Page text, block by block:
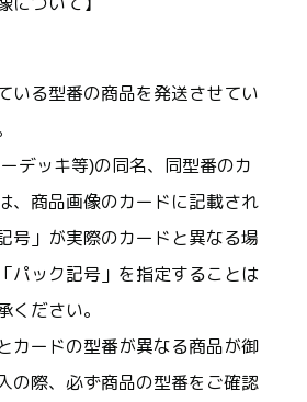
について】
いる型番の商品を発送させてい
デッキ等)の同名、同型番のカ
、商品画像のカードに記載され
号」が実際のカードと異なる場
パック記号」を指定することは
ください。
カードの型番が異なる商品が御
の際、必ず商品の型番をご確認